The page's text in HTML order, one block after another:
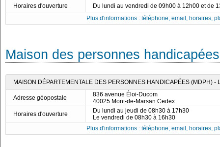
Horaires d'ouverture
Du lundi au vendredi de 09h00 à 12h00 et de
Plus d'informations : téléphone, email, horaires,
Maison des personnes
MAISON DÉPARTEMENTALE DES PERSONNES HANDICAPÉES (MDPH) -
Adresse géopostale
836 avenue Éloi-Ducom
40025 Mont-de-Marsan Cedex
Horaires d'ouverture
Du lundi au jeudi de 08h30 à 17h30
Le vendredi de 08h30 à 16h30
Plus d'informations : téléphone, email, horaires,